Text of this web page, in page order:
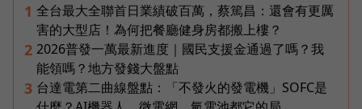
1 全台最大全聯首日業績破百萬，蔡篤昌：還會有更厲
害的大型店！為何把餐廳健身房都搬上樓？
2 2026普發一萬最新進度｜國民支援金通過了嗎？我
能領嗎？地方發錢大盤點
3 台達電第二曲線盤點：「不發火的發電機」SOFC是